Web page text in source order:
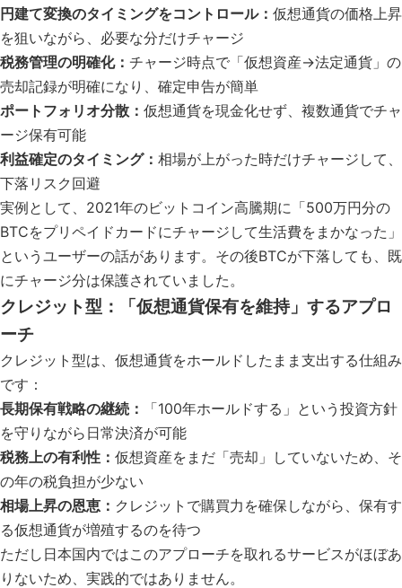
円建て変換のタイミングをコントロール： 仮想通貨の価格上昇
を狙いながら、必要な分だけチャージ
税務管理の明確化： チャージ時点で「仮想資産→法定通貨」の
売却記録が明確になり、確定申告が簡単
ポートフォリオ分散： 仮想通貨を現金化せず、複数通貨でチャ
ージ保有可能
利益確定のタイミング： 相場が上がった時だけチャージして、
下落リスク回避
実例として、2021年のビットコイン高騰期に「500万円分の
BTCをプリペイドカードにチャージして生活費をまかなった」
というユーザーの話があります。その後BTCが下落しても、既
にチャージ分は保護されていました。
クレジット型：「仮想通貨保有を維持」するアプロ
ーチ
クレジット型は、仮想通貨をホールドしたまま支出する仕組み
です：
長期保有戦略の継続：
「100年ホールドする」という投資方針
を守りながら日常決済が可能
税務上の有利性： 仮想資産をまだ「売却」していないため、そ
の年の税負担が少ない
相場上昇の恩恵： クレジットで購買力を確保しながら、保有す
る仮想通貨が増殖するのを待つ
ただし日本国内ではこのアプローチを取れるサービスがほぼあ
りないため、実践的ではありません。